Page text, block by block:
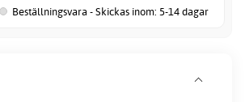
Beställningsvara - Skickas inom: 5-14 dagar